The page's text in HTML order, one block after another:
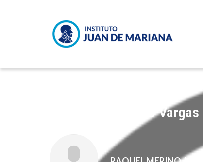
Encomio de Mario